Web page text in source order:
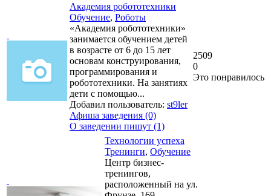
Академия робототехники
Обучение, Роботы
«Академия робототехники»
занимается обучением детей
в возрасте от 6 до 15 лет
основам конструирования,
программирования и
робототехники. На занятиях
дети с помощью...
Добавил пользователь: st9ler
Афиша заведения (0)
О заведении пишут (1)
2509
0
Это понравилось
Технологии успеха
Тренинги, Обучение
Центр бизнес-
тренингов,
расположенный на ул.